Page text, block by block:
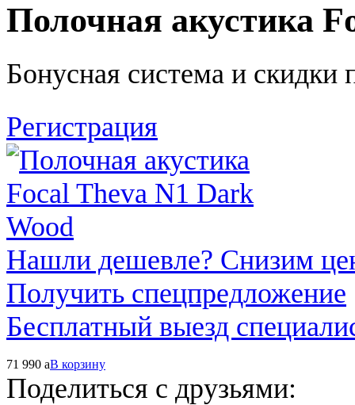
Полочная акустика
Бонусная система и скидки
Регистрация
Нашли дешевле? Снизим
Получить спецпредложение
Бесплатный выезд
71 990 aВ корзину
Поделиться с друзьями: